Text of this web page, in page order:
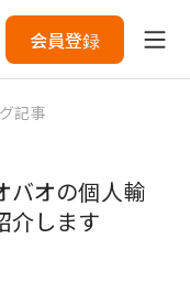
会員登録
記事
バオの個人輸
介します